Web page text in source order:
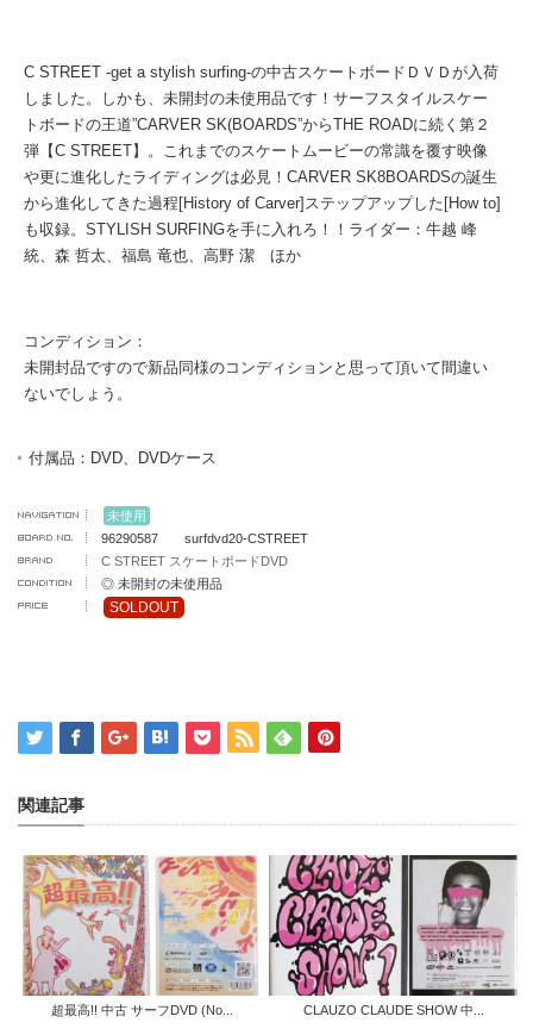
C STREET -get a stylish surfing-の中古スケートボードＤＶＤが入荷
しました。しかも、未開封の未使用品です！サーフスタイルスケー
トボードの王道”CARVER SK(BOARDS”からTHE ROADに続く第２
弾【C STREET】。これまでのスケートムービーの常識を覆す映像
や更に進化したライディングは必見！CARVER SK8BOARDSの誕生
から進化してきた過程[History of Carver]ステップアップした[How to]
も収録。STYLISH SURFINGを手に入れろ！！ライダー：牛越 峰
統、森 哲太、福島 竜也、高野 潔 ほか
コンディション：
未開封品ですので新品同様のコンディションと思って頂いて間違い
ないでしょう。
付属品：DVD、DVDケース
未使用
96290587 surfdvd20-CSTREET
C STREET スケートボードDVD
◎ 未開封の未使用品
SOLDOUT
関連記事
超最高!! 中古 サーフDVD (No... CLAUZO CLAUDE SHOW 中...